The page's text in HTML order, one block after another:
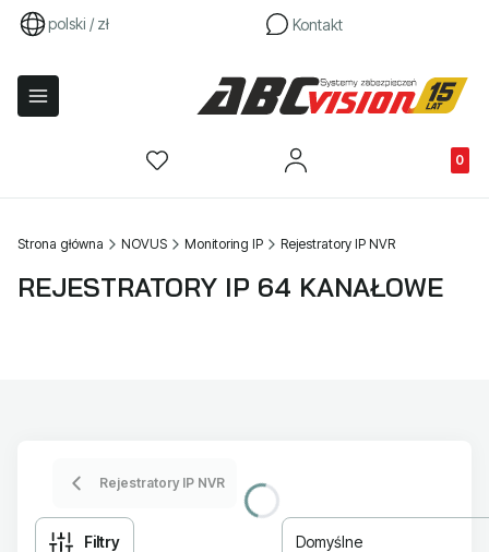
polski / zł Kontakt
Strona główna NOVUS Monitoring IP Rejestratory IP NVR
REJESTRATORY IP 64 KANAŁOWE
Rejestratory IP NVR
Filtry Domyślne